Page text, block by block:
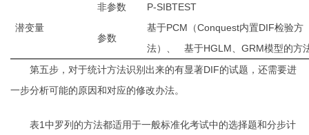
潜变量
非参数 P-SIBTEST
参数
基于PCM（Conquest内置DIF检验方
法）、 基于HGLM、GRM模型的方
第五步，对于统计方法识别出来的有显著DIF的试题，还需要进
一步分析可能的原因和对应的修改办法。
表1中罗列的方法都适用于一般标准化考试中的选择题和分步计